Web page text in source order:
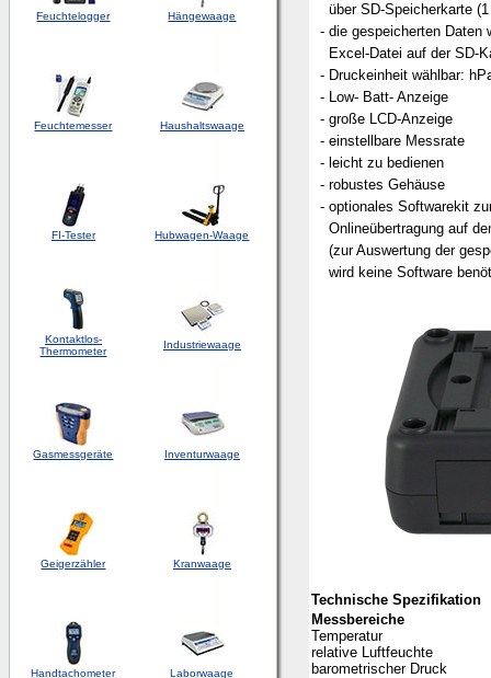
Feuchtelogger Hängewaage
Feuchtemesser Haushaltswaage
FI-Tester Hubwagen-Waage
Kontaktlos-
Thermometer
Industriewaage
Gasmessgeräte Inventurwaage
Geigerzähler Kranwaage
Handtachometer Laborwaage
über SD-Speicherkarte
- die gespeicherten
Excel-Datei auf der SD-
- Druckeinheit wählbar:
- Low- Batt- Anzeige
- große LCD-Anzeige
- einstellbare Messrate
- leicht zu bedienen
- robustes Gehäuse
- optionales Softwarekit
Onlineübertragung auf
(zur Auswertung der
wird keine Software
Technische Spezifikation
Messbereiche
Temperatur
relative Luftfeuchte
barometrischer Druck